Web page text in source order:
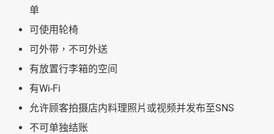
单
可使用轮椅
可外带，不可外送
有放置行李箱的空间
有Wi-Fi
允许顾客拍摄店内料理照片或视频并发布至SNS
不可单独结账